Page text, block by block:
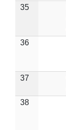
35
36
37
38